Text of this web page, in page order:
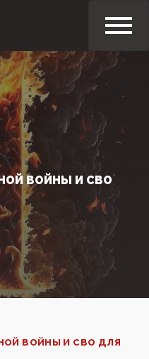
ВОЙНЫ И СВО
ВОЙНЫ И СВО ДЛЯ